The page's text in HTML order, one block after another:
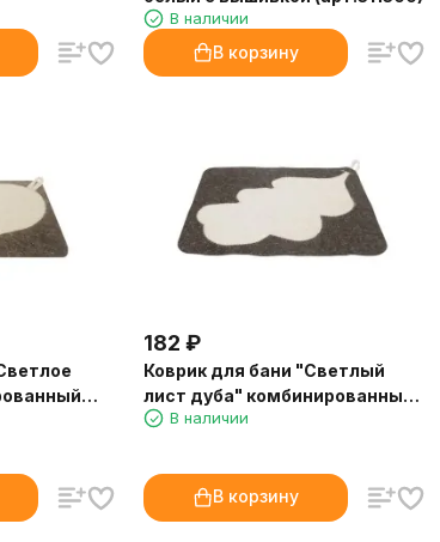
В наличии
В корзину
182 ₽
Коврик для бани "Светлый
лист дуба" комбинированный
(арт.3041)
В наличии
В корзину